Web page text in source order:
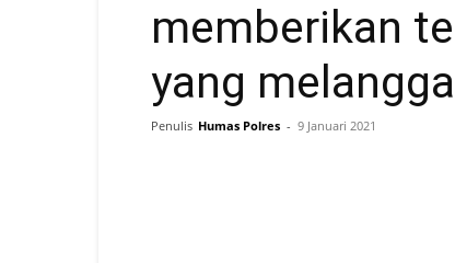
memberikan
yang
Penulis Humas Polres - 9 Januari 2021